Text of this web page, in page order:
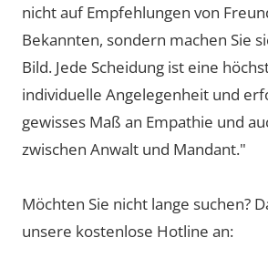
nicht auf Empfehlungen von
Bekannten, sondern machen Sie
Bild. Jede Scheidung ist eine
individuelle Angelegenheit und
gewisses Maß an Empathie und
zwischen Anwalt und Mandant."
Möchten Sie nicht lange suchen?
unsere kostenlose Hotline an: